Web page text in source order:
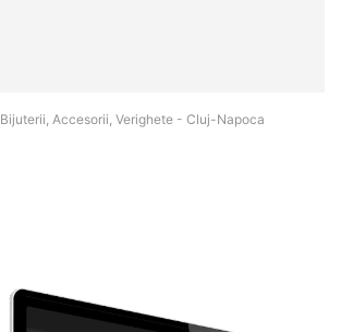
Bijuterii, Accesorii, Verighete - Cluj-Napoca